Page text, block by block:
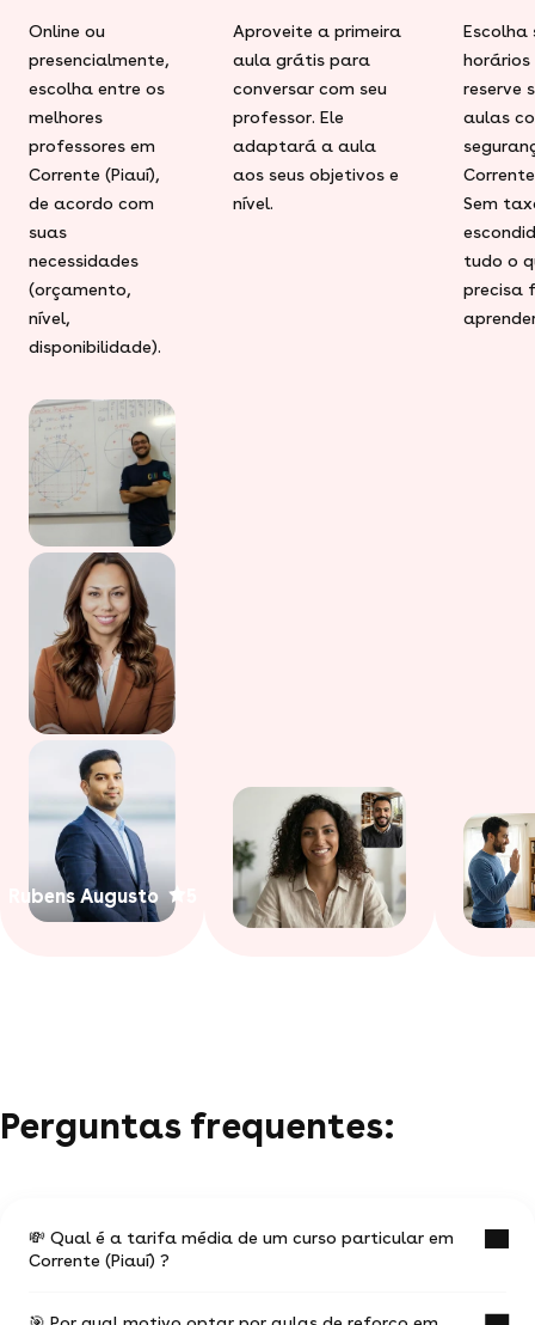
Online ou
presencialmente,
escolha entre os
melhores
professores em
Corrente (Piauí),
de acordo com
suas
necessidades
(orçamento,
nível,
disponibilidade).
Rubens Augusto
Aproveite a primeira
aula grátis para
conversar com seu
professor. Ele
adaptará a aula
aos seus objetivos e
nível.
Escolha
horários
reserve
aulas
Sem
tudo o
precisa
Perguntas frequentes:
💸 Qual é a tarifa média de um curso particular em
Corrente (Piauí) ?